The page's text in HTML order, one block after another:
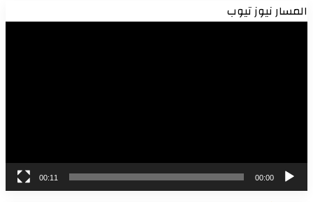
المسار نيوز تيوب
00:00
00:11